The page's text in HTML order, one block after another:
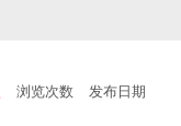
浏览次数 发布日期